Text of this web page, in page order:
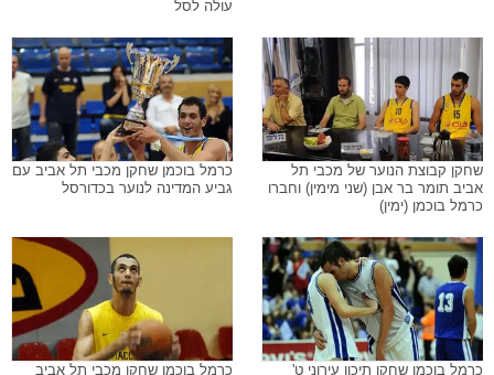
עולה לסל
שחקן קבוצת הנוער של מכבי תל
אביב תומר בר אבן (שני מימין) וחברו
כרמל בוכמן (ימין)
כרמל בוכמן שחקן מכבי תל אביב עם
גביע המדינה לנוער בכדורסל
כרמל בוכמן שחקן תיכון עירוני ט' כרמל בוכמן שחקן מכבי תל אביב